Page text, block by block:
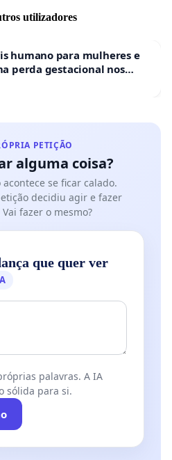
canônico.
utilizadores
humano para mulheres e
perda gestacional nos
PETIÇÃO
alguma coisa?
se ficar calado.
decidiu agir e fazer
fazer o mesmo?
que quer ver
palavras. A IA
sólida para si.